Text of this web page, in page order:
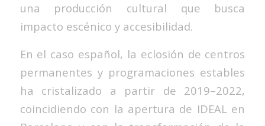
una producción cultural que busca
impacto escénico y accesibilidad.
En el caso español, la eclosión de centros
permanentes y programaciones estables
ha cristalizado a partir de 2019–2022,
coincidiendo con la apertura de IDEAL en